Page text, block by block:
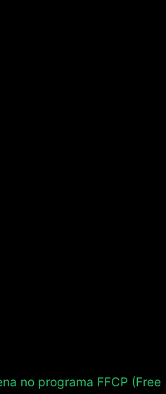
no programa FFCP (Free